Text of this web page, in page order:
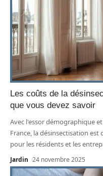
Les coûts de la
que vous devez savoir
Avec l'essor démographique
France, la désinsectisation
pour les résidents et les
Jardin 24 novembre 2025